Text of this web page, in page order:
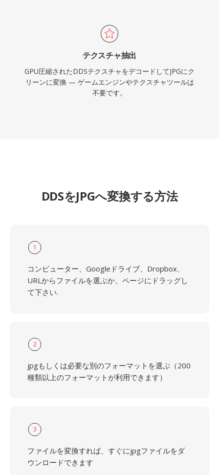
テクスチャ抽出
GPU圧縮されたDDSテクスチャをデコードしてJPGにク
リーンに変換 — ゲームエンジンやテクスチャツールは
不要です。
DDSをJPGへ変換する方法
1
コンピューター、Googleドライブ、Dropbox、
URLからファイルを選ぶか、ページにドラッグし
て下さい.
2
jpgもしくは必要な別のフォーマットを選ぶ（200
種類以上のフォーマットが利用できます）
3
ファイルを変換すれば、すぐにjpgファイルをダ
ウンロードできます